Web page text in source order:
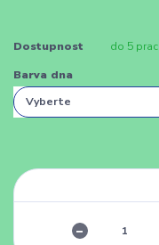
Dostupnost do 5
Barva dna